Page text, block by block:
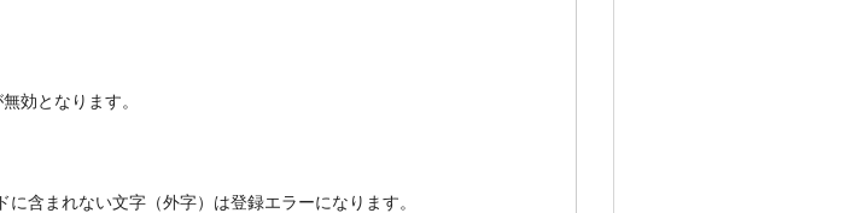
効となります。
含まれない文字（外字）は登録エラーになります。